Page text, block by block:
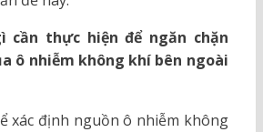
cần thực hiện để ngăn chặn
ô nhiễm không khí bên ngoài
xác định nguồn ô nhiễm không